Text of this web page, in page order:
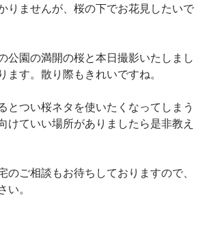
りませんが、桜の下でお花見したいで
公園の満開の桜と本日撮影いたしまし
ます。散り際もきれいですね。
とつい桜ネタを使いたくなってしまう
けていい場所がありましたら是非教え
のご相談もお待ちしておりますので、
い。